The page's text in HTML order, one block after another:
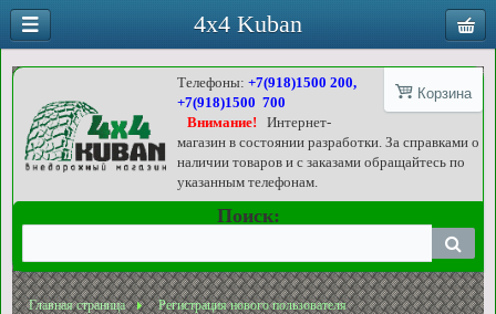
Корзина
Телефоны:+7(918)1500 200,
+7(918)1500 700
Внимание!
Интернет-
магазин в состоянии разработки. За справками о
наличии товаров и с заказами обращайтесь по
указанным телефонам.
Поиск:
Главная страница Регистрация нового пользователя
4x4 Kuban